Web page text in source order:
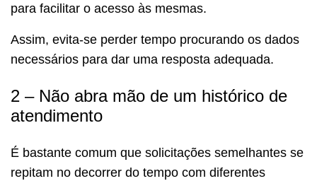
para facilitar o acesso às mesmas.
Assim, evita-se perder tempo procurando os dados
necessários para dar uma resposta adequada.
2 – Não abra mão de um histórico de
atendimento
É bastante comum que solicitações semelhantes se
repitam no decorrer do tempo com diferentes